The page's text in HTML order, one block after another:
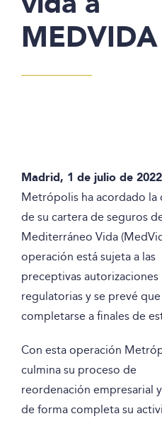
MEDVIDA
Madrid, 1 de julio de 2022
Metrópolis ha acordado la
de su cartera de seguros
Mediterráneo Vida
operación está sujeta a las
preceptivas autorizaciones
regulatorias y se prevé
completarse a finales de
Con esta operación
culmina su proceso de
reordenación empresarial
de forma completa su